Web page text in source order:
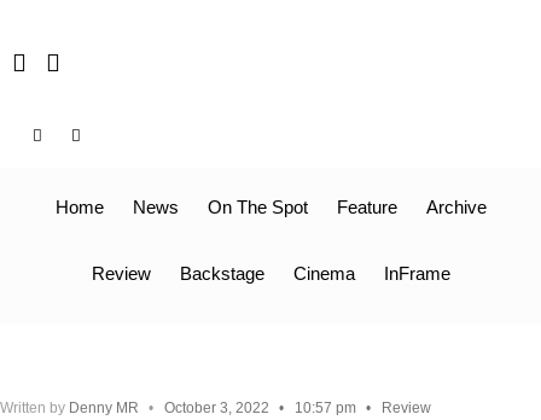
to
Home News On The Spot Feature Archive
Review Backstage Cinema InFrame
Written by Denny MR • October 3, 2022 • 10:57 pm • Review